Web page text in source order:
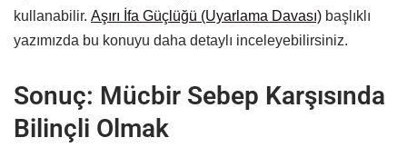
kullanabilir. Aşırı İfa Güçlüğü (Uyarlama Davası) başlıklı
yazımızda bu konuyu daha detaylı inceleyebilirsiniz.
Sonuç: Mücbir Sebep Karşısında
Bilinçli Olmak